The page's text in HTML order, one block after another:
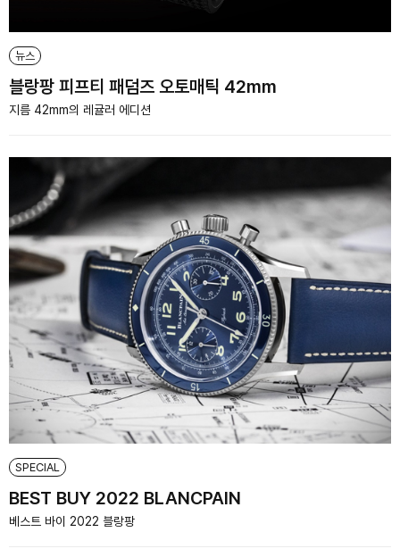
뉴스
블랑팡 피프티 패덤즈 오토매틱 42mm
지름 42mm의 레귤러 에디션
SPECIAL
BEST BUY 2022 BLANCPAIN
베스트 바이 2022 블랑팡